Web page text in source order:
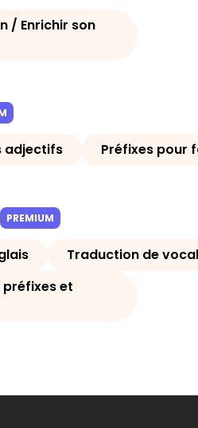
/ Enrichir son
adjectifs Préfixes pour
PREMIUM
Traduction de
et